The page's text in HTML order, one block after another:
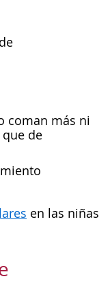
coman más ni
de
en las niñas